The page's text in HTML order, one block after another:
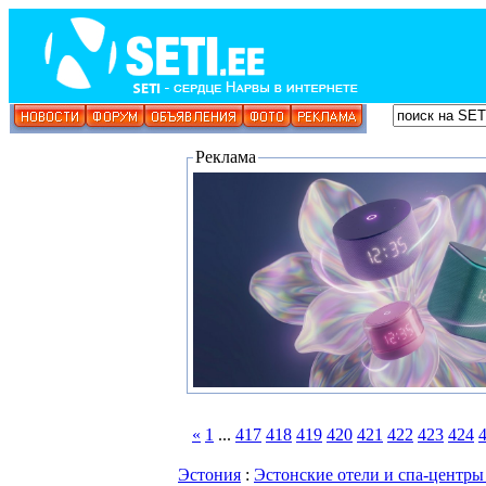
Реклама
« 1 ... 417 418 419 420 421 422 423 424
Эстония : Эстонские отели и спа-